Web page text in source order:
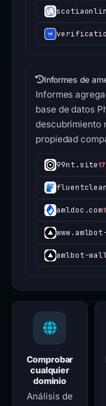
Informes de
Informes
base de datos
descubrimiento
propiedad
99nt.site
amldoc.com
amlbot-
Comprobar
cualquier
dominio
Análisis de